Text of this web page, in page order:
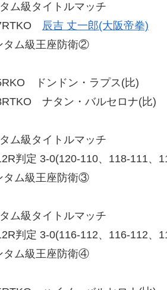
ム級タイトルマッチ
辰吉 丈一郎(大阪帝拳)
タム級王座防衛②
ドンドン・ラプス(比)
ナタン・バルセロナ(比)
ム級タイトルマッチ
判定 3-0(120-110、118-111、
タム級王座防衛③
ム級タイトルマッチ
判定 3-0(116-112、116-112、
タム級王座防衛④